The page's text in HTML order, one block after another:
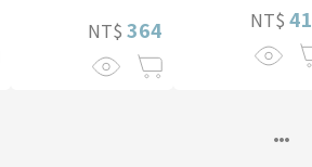
NT$ 364 NT$